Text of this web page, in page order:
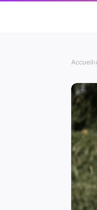
Accueil›